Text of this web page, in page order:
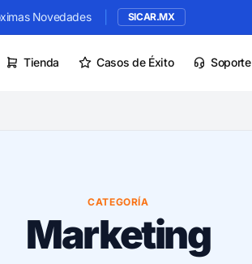
Novedades SICAR.MX
Tienda Casos de Éxito Soporte
CATEGORÍA
Marketing